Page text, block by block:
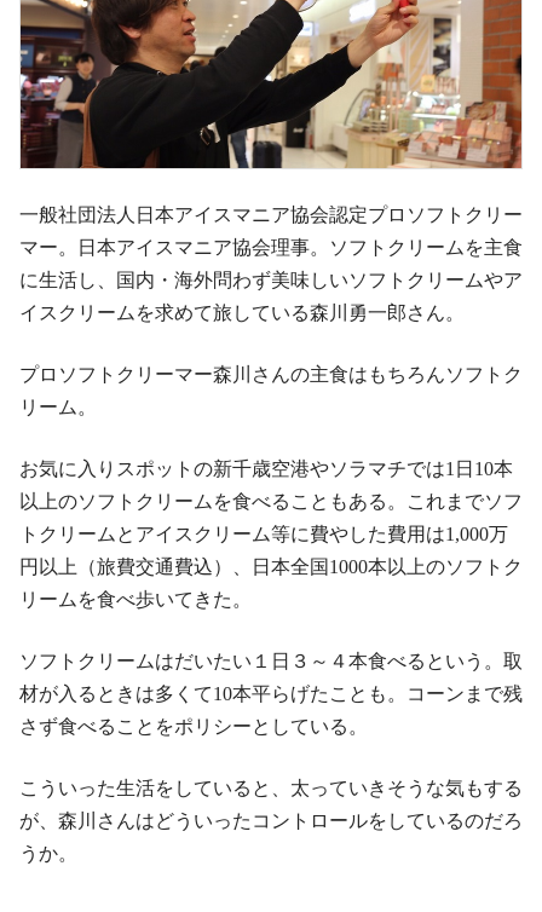
一般社団法人日本アイスマニア協会認定プロソフトクリー
マー。日本アイスマニア協会理事。ソフトクリームを主食
に生活し、国内・海外問わず美味しいソフトクリームやア
イスクリームを求めて旅している森川勇一郎さん。
プロソフトクリーマー森川さんの主食はもちろんソフトク
リーム。
お気に入りスポットの新千歳空港やソラマチでは1日10本
以上のソフトクリームを食べることもある。これまでソフ
トクリームとアイスクリーム等に費やした費用は1,000万
円以上（旅費交通費込）、日本全国1000本以上のソフトク
リームを食べ歩いてきた。
ソフトクリームはだいたい１日３～４本食べるという。取
材が入るときは多くて10本平らげたことも。コーンまで残
さず食べることをポリシーとしている。
こういった生活をしていると、太っていきそうな気もする
が、森川さんはどういったコントロールをしているのだろ
うか。